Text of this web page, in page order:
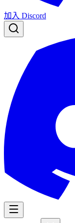
加入 Discord